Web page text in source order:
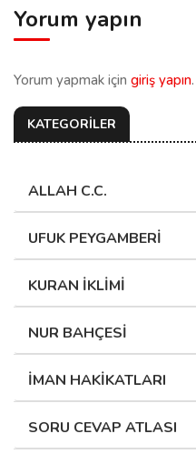
Yorum yapın
Yorum yapmak için giriş yapın.
KATEGORİLER
ALLAH C.C.
UFUK PEYGAMBERİ
KURAN İKLİMİ
NUR BAHÇESİ
İMAN HAKİKATLARI
SORU CEVAP ATLASI